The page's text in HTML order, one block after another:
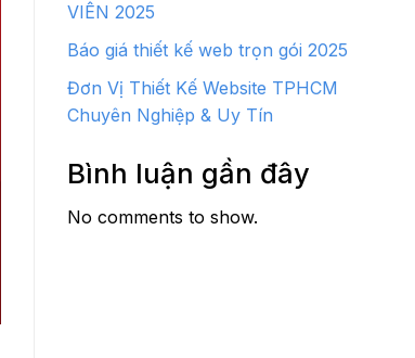
VIÊN 2025
Báo giá thiết kế web trọn gói 2025
Đơn Vị Thiết Kế Website TPHCM
Chuyên Nghiệp & Uy Tín
Bình luận gần đây
No comments to show.